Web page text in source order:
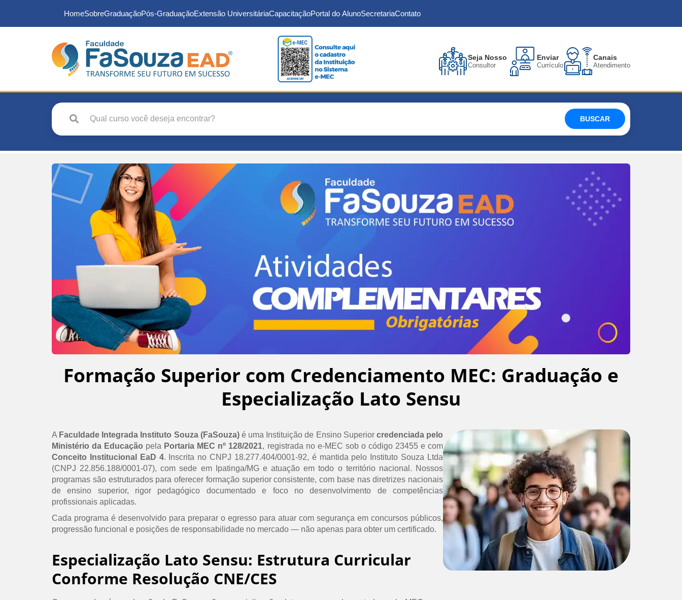
HomeSobreGraduaçãoPós-GraduaçãoExtensão UniversitáriaCapacitaçãoPortal do AlunoSecretariaContato
Seja Nosso
Consultor
Enviar
Currículo
Canais
Atendimento
BUSCAR
Formação Superior com Credenciamento MEC: Graduação e
Especialização Lato Sensu
A Faculdade Integrada Instituto Souza (FaSouza)é uma Instituição de Ensino Superior credenciada pelo
Ministério da Educação pela Portaria MEC nº 128/2021, registrada no e-MEC sob o código 23455 e com
Conceito Institucional EaD 4. Inscrita no CNPJ 18.277.404/0001-92, é mantida pelo Instituto Souza Ltda
(CNPJ 22.856.188/0001-07), com sede em Ipatinga/MG e atuação em todo o território nacional. Nossos
programas são estruturados para oferecer formação superior consistente, com base nas diretrizes nacionais
de ensino superior, rigor pedagógico documentado e foco no desenvolvimento de competências
profissionais aplicadas.
Cada programa é desenvolvido para preparar o egresso para atuar com segurança em concursos públicos,
progressão funcional e posições de responsabilidade no mercado — não apenas para obter um certificado.
Especialização Lato Sensu: Estrutura Curricular
Conforme Resolução CNE/CES